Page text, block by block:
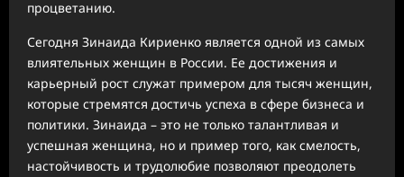
процветанию.
Сегодня Зинаида Кириенко является одной из самых
влиятельных женщин в России. Ее достижения и
карьерный рост служат примером для тысяч женщин,
которые стремятся достичь успеха в сфере бизнеса и
политики. Зинаида – это не только талантливая и
успешная женщина, но и пример того, как смелость,
настойчивость и трудолюбие позволяют преодолеть